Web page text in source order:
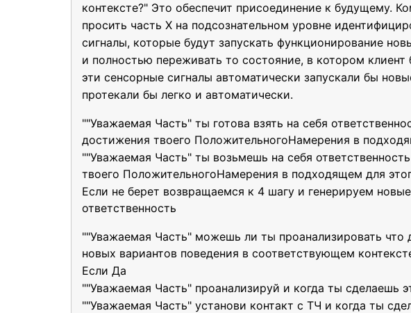
контексте?" Это обеспечит присоединение к будущему.
просить часть Х на подсознательном уровне
сигналы, которые будут запускать функционирование
и полностью переживать то состояние, в котором клиент
эти сенсорные сигналы автоматически запускали бы
протекали бы легко и автоматически.
""Уважаемая Часть" ты готова взять на себя
достижения твоего ПоложительногоНамерения в
""Уважаемая Часть" ты возьмешь на себя
твоего ПоложительногоНамерения в подходящем для
Если не берет возвращаемся к 4 шагу и генерируем
ответственность
""Уважаемая Часть" можешь ли ты проанализировать
новых вариантов поведения в соответствующем
Если Да
""Уважаемая Часть" проанализируй и когда ты сделаешь
""Уважаемая Часть" установи контакт с ТЧ и когда ты